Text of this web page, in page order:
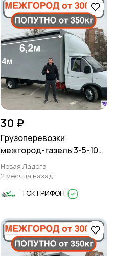
30 ₽
Грузоперевозки
межгород-газель 3-5-10
тонн
Новая Ладога
2 месяца назад
ТСК ГРИФОН